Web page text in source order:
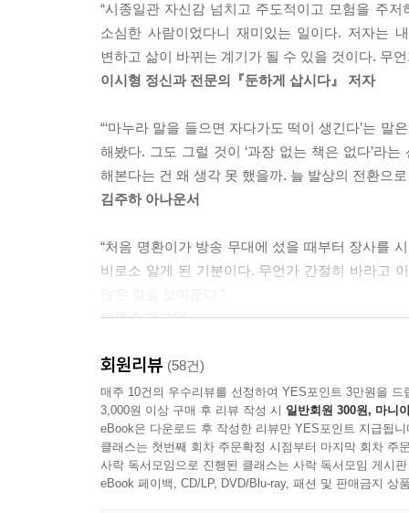
메밀국숫집을 처음 열고 한동안은 매일 직접 육
면 되는 완제품이 있으니 힘들면 한번 써보라는
을까 싶어 완제품 육수를 들여왔다. 매일 육수를
진 육수는 누구나 쓸 수 있다. 당연하게도, 가게마
치없는 짓이다. 생각해보니 직접 육수를 끓이는
수다. 똑같이 끓인 육수를 공급받아 똑같은 맛으
한 방법은 직접 끓이는 것이다. 귀찮고 힘들지만
다니엘 핑크의 『파는 것이 인간이다』를 보면 손
다. 손님이 식사에 더 만족했다는 뜻이다. 이 책을
는다. _101~102쪽
우리 가게에는 가족 단위 손님이 많다. 부모한테
에서 포장을 찢어 물티슈를 꺼내 바로 닦아준다.
기를 보면 이 서비스가 가장 감동적이었다고들
오늘 당장해보라). _121쪽
사실 책을 읽어야 한다는 사실을 몰라서 안 읽는
상식적이고 뻔한 이야기가 아니라 자신이 직접
이를 어떻게 적용할 수 있을지, 어떻게 돈을 벌 수
뿐만 아니라 어떤 책을 어떻게 읽어야 할지, 현실
에서 특히 주목할 만한 것은 남다른 저자의 아이디
천성이 소심했던 저자의 인생을 바꾼 한 권의
에피소드로 가득한 이 책은 책 읽기의 힘을 일깨
될 수 있었던 것은 책 덕분이다. 이시형 박사의 『
싶은 걸 하자’는 깨달음을 얻었다. 그 뒤 저자는 망
삼십 대 중반을 넘겨 방송국을 박차고 나올 수
실력으로 평가한다면 물고기는 평생 자신이 형
깨닫고 물에 뛰어들기로 마음먹은 것이다.
“시종일관 자신감 넘치고 주도적이고 모험을 주
소심한 사람이었다니 재미있는 일이다. 저자는
변하고 삶이 바뀌는 계기가 될 수 있을 것이다. 무
이시형 정신과 전문의『둔하게 삽시다』 저자
“‘마누라 말을 들으면 자다가도 떡이 생긴다’는 말
해봤다. 그도 그럴 것이 ‘과장 없는 책은 없다’라
해본다는 건 왜 생각 못 했을까. 늘 발상의 전환으
김주하 아나운서
“처음 명환이가 방송 무대에 섰을 때부터 장사를
비로소 알게 된 기분이다. 무언가 간절히 바라고
박명수 개그맨
“개그맨일 때 웃기는 기술이 뭔지 알고 있었던 것
기술을 아는 사내라고 생각한다. 그런데 그 비
우아함』을 읽고 있다고 했다. 늘 책을 가까이
싶다.”
손현주 탤런트
회원리뷰 (58건)
매주 10건의 우수리뷰를 선정하여 YES포인트 3만원을 드
3,000원 이상 구매 후 리뷰 작성 시 일반회원 300원, 마니
eBook은 다운로드 후 작성한 리뷰만 YES포인트 지급됩니
클래스는 첫번째 회차 주문확정 시점부터 마지막 회차 주
사락 독서모임으로 진행된 클래스는 사락 독서모임 게시
eBook 페이백, CD/LP, DVD/Blu-ray, 패션 및 판매금지 상